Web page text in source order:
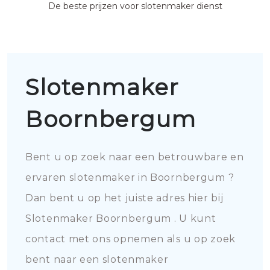
De beste prijzen voor slotenmaker dienst
Slotenmaker
Boornbergum
Bent u op zoek naar een betrouwbare en
ervaren slotenmaker in Boornbergum ?
Dan bent u op het juiste adres hier bij
Slotenmaker Boornbergum . U kunt
contact met ons opnemen als u op zoek
bent naar een slotenmaker